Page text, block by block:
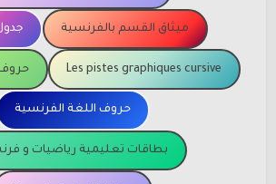
ميثاق القسم بالفرنسية
Les pistes graphiques cursive حروف
حروف اللغة الفرنسية
بطاقات تعليمية رياضيات و
بطاقات تعليمية عربية